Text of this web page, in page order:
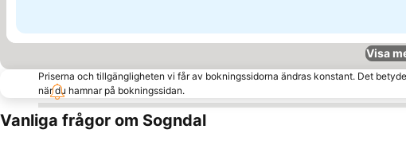
Visa
Priserna och tillgängligheten vi får av bokningssidorna ändras konstant. Det
när du hamnar på bokningssidan.
Vanliga frågor om Sogndal